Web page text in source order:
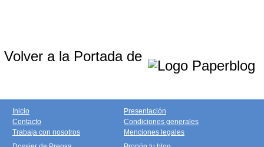
Volver a la Portada de
Inicio
Contacto
Trabaja con nosotros
Presentación
Condiciones generales
Menciones legales